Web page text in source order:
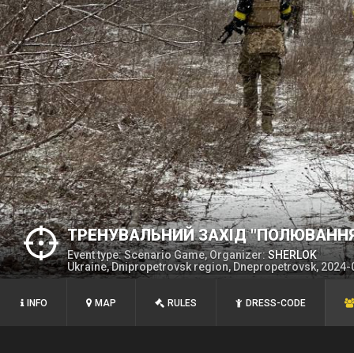
ТРЕНУВАЛЬНИЙ ЗАХІД
Event type: Scenario Game, Organizer:SHERLOK
Ukraine, Dnipropetrovsk region, Dnepropetrovsk, 2024-
INFO MAP RULES DRESS-CODE